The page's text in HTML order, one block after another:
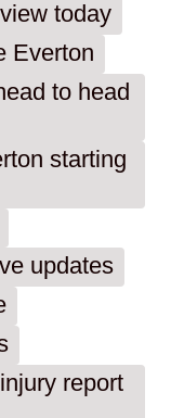
today
Everton
to head
starting
updates
report